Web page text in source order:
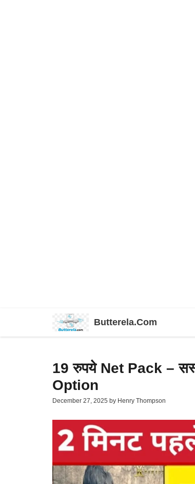
Butterela.Com
19 रुपये Net Pack –
Option
December 27, 2025 by Henry Thompson